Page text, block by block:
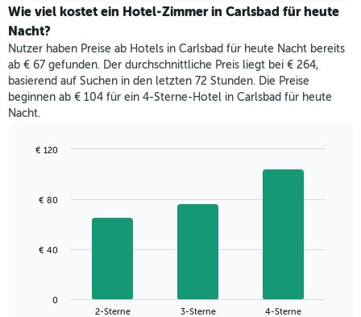
hat
1
Y-
Achse,
die
den
durchschnittlichen
Zimmerpreis
den
durchschnittlichen
Preis
eines
Zimmers
für
den
jeweiligen
Das
die
Wie viel kostet ein Hotel-Zimmer in Carlsbad für heute
Nacht?
Nutzer haben Preise ab Hotels in Carlsbad für heute Nacht bereits
ab € 67 gefunden. Der durchschnittliche Preis liegt bei € 264,
basierend auf Suchen in den letzten 72 Stunden. Die Preise
beginnen ab € 104 für ein 4-Sterne-Hotel in Carlsbad für heute
Nacht.
Das
zeigt
2-Sterne 3-Sterne 4-Sterne
0
€ 40
€ 80
€ 120